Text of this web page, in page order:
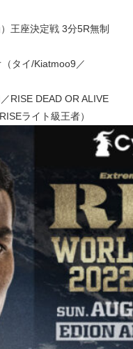
王座決定戦 3分5R無制
タイ/Kiatmoo9／
RISE DEAD OR ALIVE
ライト級王者）